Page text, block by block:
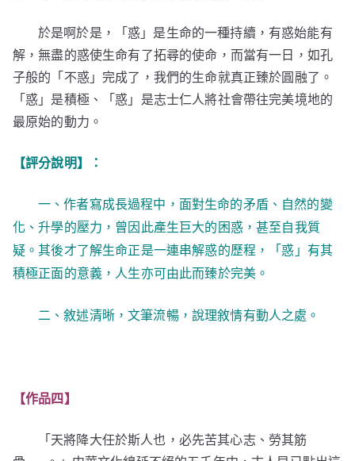
於是啊於是，「惑」是生命的一種持續，有惑始能有
解，無盡的惑使生命有了拓尋的使命，而當有一日，如孔
子般的「不惑」完成了，我們的生命就真正臻於圓融了。
「惑」是積極、「惑」是志士仁人將社會帶往完美境地的
最原始的動力。
【評分說明】：
一、作者寫成長過程中，面對生命的矛盾、自然的變
化、升學的壓力，曾因此產生巨大的困惑，甚至自我質
疑。其後才了解生命正是一連串解惑的歷程，「惑」有其
積極正面的意義，人生亦可由此而臻於完美。
二、敘述清晰，文筆流暢，說理敘情有動人之處。
【作品四】
「天將降大任於斯人也，必先苦其心志、勞其筋